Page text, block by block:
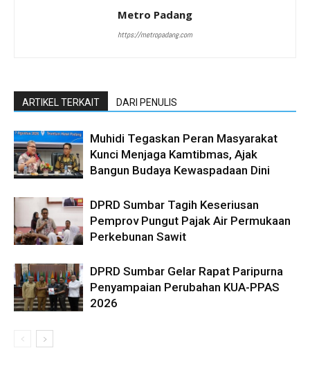
Metro Padang
https://metropadang.com
ARTIKEL TERKAIT DARI PENULIS
Muhidi Tegaskan Peran Masyarakat
Kunci Menjaga Kamtibmas, Ajak
Bangun Budaya Kewaspadaan Dini
DPRD Sumbar Tagih Keseriusan
Pemprov Pungut Pajak Air Permukaan
Perkebunan Sawit
DPRD Sumbar Gelar Rapat Paripurna
Penyampaian Perubahan KUA-PPAS
2026